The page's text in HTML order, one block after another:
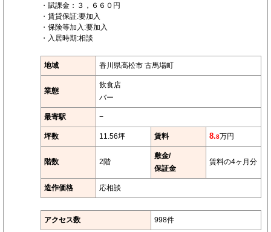
・賦課金：３，６６０円
・賃貸保証:要加入
・保険等加入:要加入
・入居時期:相談
地域 香川県高松市 古馬場町
業態
飲食店
バー
最寄駅 −
坪数 11.56坪 賃料 8.8万円
階数 2階
敷金/
保証金
賃料の4ヶ月分
造作価格 応相談
アクセス数 998件